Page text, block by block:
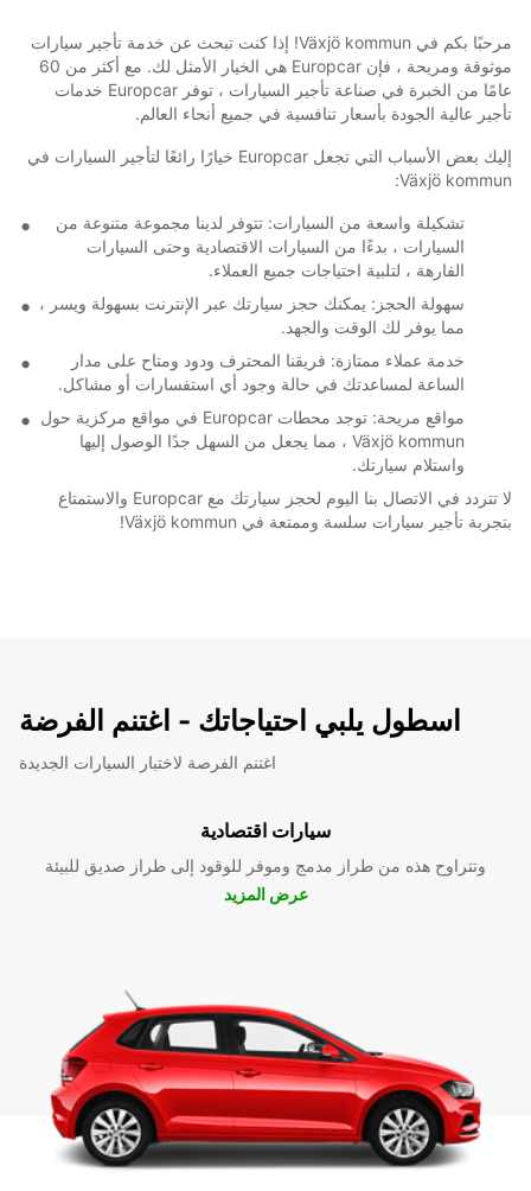
مرحبًا بكم في Växjö kommun! إذا كنت تبحث عن خدمة تأجير سيارات
موثوقة ومريحة ، فإن Europcar هي الخيار الأمثل لك. مع أكثر من 60
عامًا من الخبرة في صناعة تأجير السيارات ، توفر Europcar خدمات
تأجير عالية الجودة بأسعار تنافسية في جميع أنحاء العالم.
إليك بعض الأسباب التي تجعل Europcar خيارًا رائعًا لتأجير السيارات في
Växjö kommun:
تشكيلة واسعة من السيارات: تتوفر لدينا مجموعة متنوعة من
السيارات ، بدءًا من السيارات الاقتصادية وحتى السيارات
الفارهة ، لتلبية احتياجات جميع العملاء.
سهولة الحجز: يمكنك حجز سيارتك عبر الإنترنت بسهولة ويسر ،
مما يوفر لك الوقت والجهد.
خدمة عملاء ممتازة: فريقنا المحترف ودود ومتاح على مدار
الساعة لمساعدتك في حالة وجود أي استفسارات أو مشاكل.
مواقع مريحة: توجد محطات Europcar في مواقع مركزية حول
Växjö kommun ، مما يجعل من السهل جدًا الوصول إليها
واستلام سيارتك.
لا تتردد في الاتصال بنا اليوم لحجز سيارتك مع Europcar والاستمتاع
بتجربة تأجير سيارات سلسة وممتعة في Växjö kommun!
اسطول يلبي احتياجاتك - اغتنم الفرضة
اغتنم الفرصة لاختبار السيارات الجديدة
سيارات اقتصادية
وتتراوح هذه من طراز مدمج وموفر للوقود إلى طراز صديق للبيئة
عرض المزيد